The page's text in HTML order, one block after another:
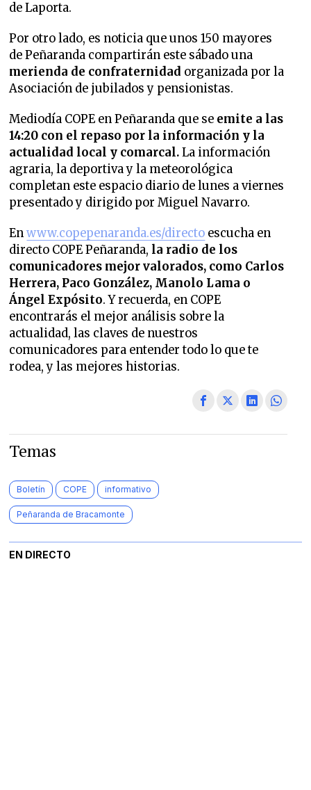
de Laporta.
Por otro lado, es noticia que unos 150 mayores
de Peñaranda compartirán este sábado una
merienda de confraternidad organizada por la
Asociación de jubilados y pensionistas.
Mediodía COPE en Peñaranda que se emite a las
14:20 con el repaso por la información y la
actualidad local y comarcal.La información
agraria, la deportiva y la meteorológica
completan este espacio diario de lunes a viernes
presentado y dirigido por Miguel Navarro.
Enwww.copepenaranda.es/directo escucha en
directo COPE Peñaranda, la radio de los
comunicadores mejor valorados, como Carlos
Herrera, Paco González, Manolo Lama o
Ángel Expósito. Y recuerda, en COPE
encontrarás el mejor análisis sobre la
actualidad, las claves de nuestros
comunicadores para entender todo lo que te
rodea, y las mejores historias.
Temas
Boletín COPE informativo
Peñaranda de Bracamonte
EN DIRECTO